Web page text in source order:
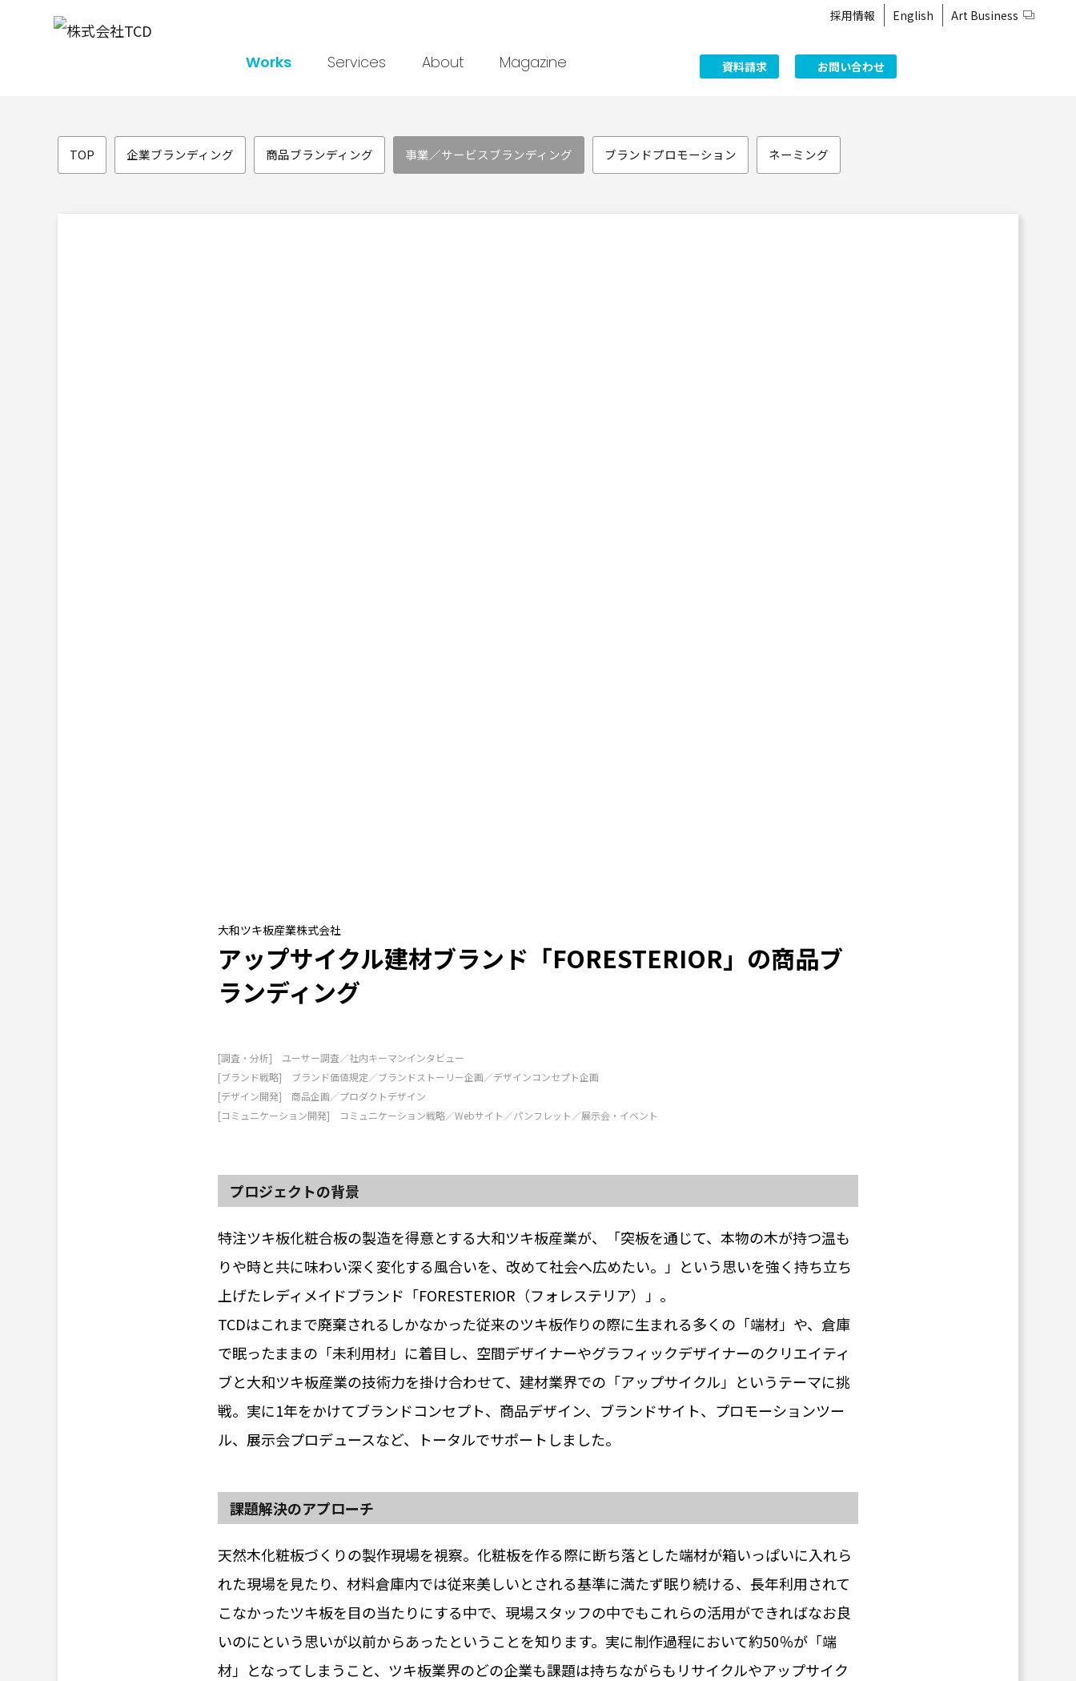
Works Services About Magazine
採用情報 English Art Business
資料請求 お問い合わせ
TOP 企業ブランディング 商品ブランディング 事業／サービスブランディング ブランドプロモーション ネーミング
大和ツキ板産業株式会社
アップサイクル建材ブランド「FORESTERIOR」の商品ブ
ランディング
[調査・分析] ユーサー調査／社内キーマンインタビュー
[ブランド戦略] ブランド価値規定／ブランドストーリー企画／デザインコンセプト企画
[デザイン開発] 商品企画／プロダクトデザイン
[コミュニケーション開発] コミュニケーション戦略／Webサイト／パンフレット／展示会・イベント
プロジェクトの背景
特注ツキ板化粧合板の製造を得意とする大和ツキ板産業が、「突板を通じて、本物の木が持つ温も
りや時と共に味わい深く変化する風合いを、改めて社会へ広めたい。」という思いを強く持ち立ち
上げたレディメイドブランド「FORESTERIOR（フォレステリア）」。
TCDはこれまで廃棄されるしかなかった従来のツキ板作りの際に生まれる多くの「端材」や、倉庫
で眠ったままの「未利用材」に着目し、空間デザイナーやグラフィックデザイナーのクリエイティ
ブと大和ツキ板産業の技術力を掛け合わせて、建材業界での「アップサイクル」というテーマに挑
戦。実に1年をかけてブランドコンセプト、商品デザイン、ブランドサイト、プロモーションツー
ル、展示会プロデュースなど、トータルでサポートしました。
課題解決のアプローチ
天然木化粧板づくりの製作現場を視察。化粧板を作る際に断ち落とした端材が箱いっぱいに入れら
れた現場を見たり、材料倉庫内では従来美しいとされる基準に満たず眠り続ける、長年利用されて
こなかったツキ板を目の当たりにする中で、現場スタッフの中でもこれらの活用ができればなお良
いのにという思いが以前からあったということを知ります。実に制作過程において約50％が「端
材」となってしまうこと、ツキ板業界のどの企業も課題は持ちながらもリサイクルやアップサイク